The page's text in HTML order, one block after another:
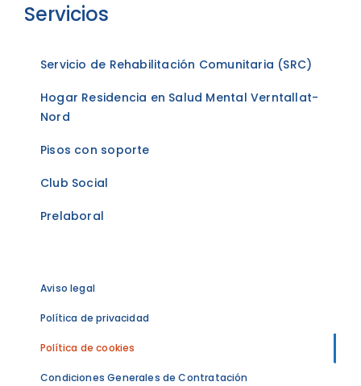
Servicios
Servicio de Rehabilitación Comunitaria (SRC)
Hogar Residencia en Salud Mental Verntallat-
Nord
Pisos con soporte
Club Social
Prelaboral
Aviso legal
Política de privacidad
Política de cookies
Condiciones Generales de Contratación